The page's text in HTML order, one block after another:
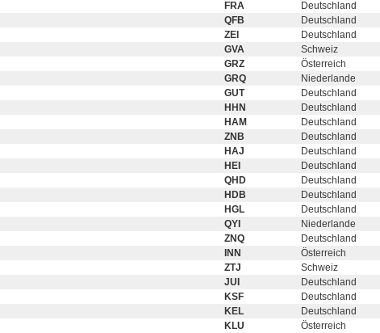
FRA
Deutschland
QFB
Deutschland
ZEI
Deutschland
GVA
Schweiz
GRZ
Österreich
GRQ
Niederlande
GUT
Deutschland
HHN
Deutschland
HAM
Deutschland
ZNB
Deutschland
HAJ
Deutschland
HEI
Deutschland
QHD
Deutschland
HDB
Deutschland
HGL
Deutschland
QYI
Niederlande
ZNQ
Deutschland
INN
Österreich
ZTJ
Schweiz
JUI
Deutschland
KSF
Deutschland
KEL
Deutschland
KLU
Österreich